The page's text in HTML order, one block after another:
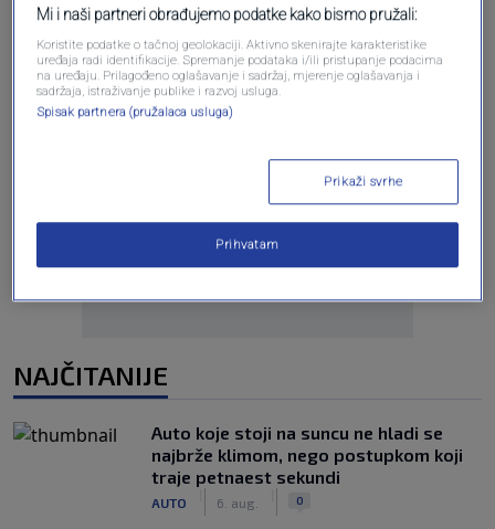
Oglas
NAJČITANIJE
Auto koje stoji na suncu ne hladi se
najbrže klimom, nego postupkom koji
traje petnaest sekundi
AUTO 6. aug. 0
Mi i naši partneri obrađujemo podatke kako bismo pružali:
Koristite podatke o tačnoj geolokaciji. Aktivno skenirajte karakteristike
uređaja radi identifikacije. Spremanje podataka i/ili pristupanje podacima
na uređaju. Prilagođeno oglašavanje i sadržaj, mjerenje oglašavanja i
sadržaja, istraživanje publike i razvoj usluga.
Spisak partnera (pružalaca usluga)
Prikaži svrhe
Prihvatam